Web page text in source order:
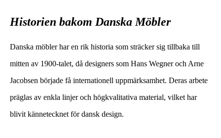
Historien bakom Danska Möbler
Danska möbler har en rik historia som sträcker sig tillbaka till
mitten av 1900-talet, då designers som Hans Wegner och Arne
Jacobsen började få internationell uppmärksamhet. Deras arbete
präglas av enkla linjer och högkvalitativa material, vilket har
blivit kännetecknet för dansk design.